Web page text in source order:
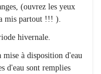
(ouvrez les yeux
mis partout !!! ).
hivernale.
mise à disposition d'eau
d'eau sont remplies